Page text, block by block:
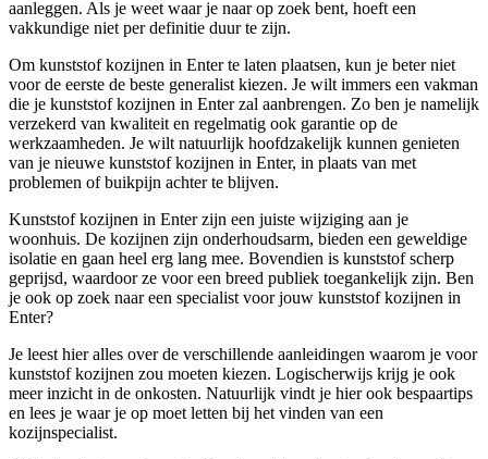
aanleggen. Als je weet waar je naar op zoek bent, hoeft een
vakkundige niet per definitie duur te zijn.
Om kunststof kozijnen in Enter te laten plaatsen, kun je beter niet
voor de eerste de beste generalist kiezen. Je wilt immers een vakman
die je kunststof kozijnen in Enter zal aanbrengen. Zo ben je namelijk
verzekerd van kwaliteit en regelmatig ook garantie op de
werkzaamheden. Je wilt natuurlijk hoofdzakelijk kunnen genieten
van je nieuwe kunststof kozijnen in Enter, in plaats van met
problemen of buikpijn achter te blijven.
Kunststof kozijnen in Enter zijn een juiste wijziging aan je
woonhuis. De kozijnen zijn onderhoudsarm, bieden een geweldige
isolatie en gaan heel erg lang mee. Bovendien is kunststof scherp
geprijsd, waardoor ze voor een breed publiek toegankelijk zijn. Ben
je ook op zoek naar een specialist voor jouw kunststof kozijnen in
Enter?
Je leest hier alles over de verschillende aanleidingen waarom je voor
kunststof kozijnen zou moeten kiezen. Logischerwijs krijg je ook
meer inzicht in de onkosten. Natuurlijk vindt je hier ook bespaartips
en lees je waar je op moet letten bij het vinden van een
kozijnspecialist.